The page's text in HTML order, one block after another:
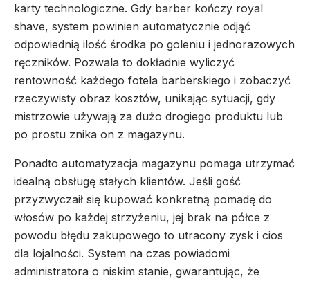
karty technologiczne. Gdy barber kończy royal
shave, system powinien automatycznie odjąć
odpowiednią ilość środka po goleniu i jednorazowych
ręczników. Pozwala to dokładnie wyliczyć
rentowność każdego fotela barberskiego i zobaczyć
rzeczywisty obraz kosztów, unikając sytuacji, gdy
mistrzowie używają za dużo drogiego produktu lub
po prostu znika on z magazynu.
Ponadto automatyzacja magazynu pomaga utrzymać
idealną obsługę stałych klientów. Jeśli gość
przyzwyczaił się kupować konkretną pomadę do
włosów po każdej strzyżeniu, jej brak na półce z
powodu błędu zakupowego to utracony zysk i cios
dla lojalności. System na czas powiadomi
administratora o niskim stanie, gwarantując, że